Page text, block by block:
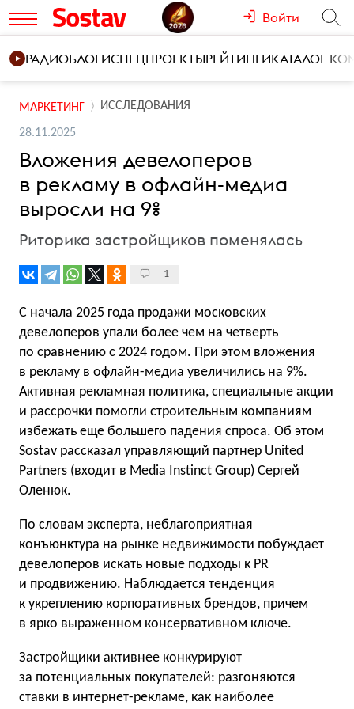
Войти
РАДИОБЛОГИСПЕЦПРОЕКТЫРЕЙТИНГИКАТАЛОГ
МАРКЕТИНГ ИССЛЕДОВАНИЯ
28.11.2025
Вложения девелоперов
в рекламу в офлайн-медиа
выросли на 9%
Риторика застройщиков поменялась
1
С начала 2025 года продажи московских
девелоперов упали более чем на четверть
по сравнению с 2024 годом. При этом вложения
в рекламу в офлайн-медиа увеличились на 9%.
Активная рекламная политика, специальные акции
и рассрочки помогли строительным компаниям
избежать еще большего падения спроса. Об этом
Sostav рассказал управляющий партнер United
Partners (входит в Media Instinct Group) Сергей
Оленюк.
По словам эксперта, неблагоприятная
конъюнктура на рынке недвижимости побуждает
девелоперов искать новые подходы к PR
и продвижению. Наблюдается тенденция
к укреплению корпоративных брендов, причем
в ярко выраженном консервативном ключе.
Застройщики активнее конкурируют
за потенциальных покупателей: разгоняются
ставки в интернет-рекламе, как наиболее